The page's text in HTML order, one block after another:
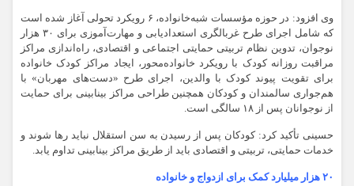
وی افزود: در حوزه مؤسسات شبه‌خانواده، ۶ رویکرد تحولی آغاز شده است
که شامل اجرای طرح غربالگری استعدادیابی و مهارت‌آموزی برای ۳۰ هزار
نوجوان، تدوین نظام تربیتی حمایتی اجتماعی و اقتصادی، راه‌اندازی مراکز
مراقبت روزانه کودک با رویکرد خانواده‌محور، ایجاد مراکز کودک خانواده
برای تقویت پیوند کودک با والدین، اجرای طرح «دست‌های مهربان» با
هم‌جواری سالمندان و کودکان همچنین طراحی مراکز بینابینی برای حمایت
از نوجوانان پس از ۱۸ سالگی است.
حسینی تأکید کرد: کودکان پس از رسیدن به سن استقلال نباید رها شوند و
خدمات حمایتی، تربیتی و اقتصادی باید از طریق مراکز بینابینی تداوم یابد.
۲۰ هزار میلیارد کمک برای ازدواج و خانواده